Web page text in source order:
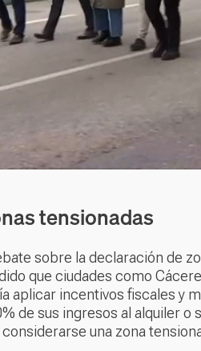
tensionadas
sobre la declaración de
que ciudades como
aplicar incentivos fiscales y
de sus ingresos al alquiler o
una zona